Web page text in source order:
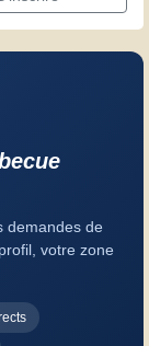
demandes de
votre zone